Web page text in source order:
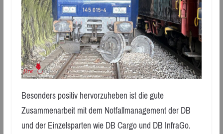
Besonders positiv hervorzuheben ist die gute
Zusammenarbeit mit dem Notfallmanagement der DB
und der Einzelsparten wie DB Cargo und DB InfraGo.